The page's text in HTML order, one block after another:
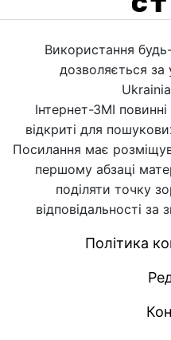
Використання
дозволяється
Інтернет-ЗМІ
відкриті для
Посилання має
першому абзаці
поділяти точку
відповідальності за
Політика